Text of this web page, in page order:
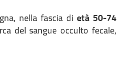
nella fascia dietà 50-74
del sangue occulto fecale,